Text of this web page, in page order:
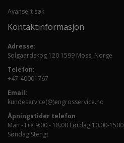
Avansert søk
Kontaktinformasjon
Adresse:
Solgaardskog 120 1599 Moss, Norge
Telefon:
+47-40001767
Email:
kundeservice(@)engrosservice.no
Åpningstider telefon
Man - Fre 9:00 - 18:00 Lørdag 10.00-1500
Søndag Stengt